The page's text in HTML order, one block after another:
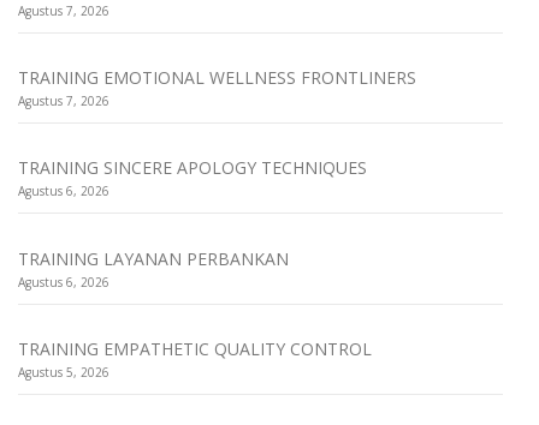
Agustus 7, 2026
TRAINING EMOTIONAL WELLNESS FRONTLINERS
Agustus 7, 2026
TRAINING SINCERE APOLOGY TECHNIQUES
Agustus 6, 2026
TRAINING LAYANAN PERBANKAN
Agustus 6, 2026
TRAINING EMPATHETIC QUALITY CONTROL
Agustus 5, 2026